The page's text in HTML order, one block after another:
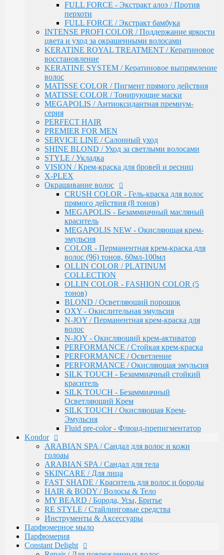
ARABIAN SPA / Сандал для волос и кожи голоаы
ARABIAN SPA / Сандал для тела
SKINCARE / Для лица
FAST SHADE / Краситель для волос и бороды
HAIR & BODY / Волосы & Тело
MY BEARD / Борода, Усы, Бритье
RE STYLE / Стайлинговые средства
Инструменты & Аксессуары
Парфюмерное мыло
Парфюмерия
Constant Delight
Repair / Для поврежденных волос
Лосьон для удаления красителя
5 Magic Oil / Уход и стайлинг
Fixing
Pre-Styling
Styling
BARBER & MEN'S / Косметика для мужчин
C-Line / Сохранение цвета
Лаки для волос
Oxigent / Оксигенты
Осветляющий порошок
Delight TRIONFO / Окрашивания волос
Краска для бровей
Crema Colorante Vit C / Краситель с витамином С
кашемиром и алоэ
Olio Colorante / Масло для окрашивания волос
Delightex / Мультивитаминная защита
Крио Терапия
SPA / Терапия с шелком
Серия против выпадения
Восстановление волос
Intensive
Bio Flowers Water / Уход за волосами
Be Wavy / Химическая завивка
Одноразовая продукция
Бальзамы и кондиционеры
Защита, Лечения и Восстановления
Маски
Масла
Сыворотки
Уход за телом / Скрабы и пилинги
Шампуни
Total Reconstruction
Arganoil
Обесцвечивающие продукты Arganoil
Уход за волосами Arganoil
Aromatic Symphony
Biotin Energy
Blond Bar
BLOND BAR Оттеночные Бальзамы
BLOND BAR Уход за Волосами
Brilliants Gloss
Caring Line
Gentleman Мужская серия
Glyoxy Sleek Hair Выпрямления волос
Go-Wash
KAPOUS DEPILATION Депиляции
FULL FORCE - Экстракт алоэ / Против
перхоти
FULL FORCE / Экстракт бамбука
INTENSE PROFI COLOR / Поддержание яркости
цвета и уход за окрашенными волосами
KERATINE ROYAL TREATMENT / Кератиновое
восстановление
KERATINE SYSTEM / Кератиновое выпрямление
волос
MATISSE COLOR / Пигмент прямого действия
MATISSE COLOR / Тонирующие маски
MEGAPOLIS / Антиоксидантная премиум-
серия
PERFECT HAIR
PREMIER FOR MEN
SERVICE LINE / Салонный уход
SHINE BLOND / Уход за светлыми волосами
STYLE / Укладка
VISION / Крем-краска для бровей и ресниц
X-PLEX
Окрашивание волос
CRUSH COLOR - Гель-краска для волос
прямого действия (8 тонов)
MEGAPOLIS - Безаммиачный масляный
краситель
MEGAPOLIS NEW - Окисляющая крем-
эмульсия
COLOR - Перманентная крем-краска для
волос (96) тонов, 60мл-100мл
OLLIN COLOR / PLATINUM
COLLECTION
OLLIN COLOR - FASHION COLOR (5
тонов)
BLOND / Осветляющий порошок
OXY - Окислительная эмульсия
N-JOY / Перманентная крем-краска для
волос
N-JOY - Окисляющий крем-активатор
PERFORMANCE / Стойкая крем-краска
PERFORMANCE / Осветление
PERFORMANCE / Окисляющая эмульсия
SILK TOUCH - Безаммиачный стойкий
краситель
SILK TOUCH - Безаммиачный
Осветляющий Крем
SILK TOUCH / Окисляющая Крем-
Эмульсия
Fluid pre-color - Флюид-препигментатор
Kondor
ARABIAN SPA / Сандал для волос и кожи
голоаы
ARABIAN SPA / Сандал для тела
SKINCARE / Для лица
FAST SHADE / Краситель для волос и бороды
HAIR & BODY / Волосы & Тело
MY BEARD / Борода, Усы, Бритье
RE STYLE / Стайлинговые средства
Инструменты & Аксессуары
Парфюмерное мыло
Парфюмерия
Constant Delight